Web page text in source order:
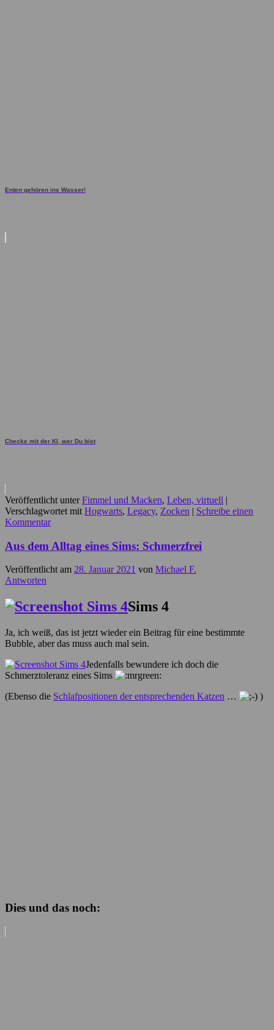
Enten gehören ins Wasser!
Checke mit der KI, wer Du bist
Veröffentlicht unter Fimmel und Macken, Leben, virtuell |
Verschlagwortet mit Hogwarts, Legacy, Zocken | Schreibe einen
Kommentar
Aus dem Alltag eines Sims: Schmerzfrei
Veröffentlicht am 28. Januar 2021 von Michael F.
Antworten
Sims 4
Ja, ich weiß, das ist jetzt wieder ein Beitrag für eine bestimmte
Bubble, aber das muss auch mal sein.
Jedenfalls bewundere ich doch die
Schmerztoleranz eines Sims
(Ebenso die Schlafpositionen der entsprechenden Katzen … )
Dies und das noch: